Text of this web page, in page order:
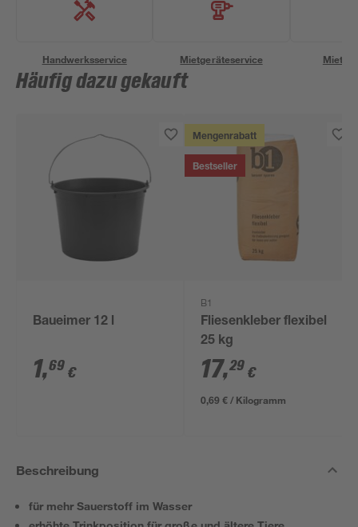
Handwerksservice Mietgeräteservice
Häufig dazu gekauft
Baueimer 12 l
1,69 €
Mengenrabatt
Bestseller
B1
Fliesenkleber flexibel
25 kg
17,29 €
0,69 € / Kilogramm
Beschreibung
für mehr Sauerstoff im Wasser